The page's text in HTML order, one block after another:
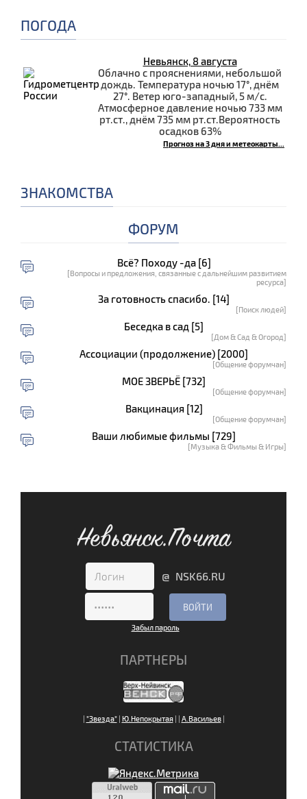
ПОГОДА
Невьянск, 8 августа
Облачно с прояснениями, небольшой
дождь. Температура ночью 17°, днём
27°. Ветер юго-западный, 5 м/с.
Атмосферное давление ночью 733 мм
рт.ст., днём 735 мм рт.ст.Вероятность
осадков 63%
Прогноз на 3 дня и метеокарты...
ЗНАКОМСТВА
ФОРУМ
Всё? Походу -да [6]
[Вопросы и предложения, связанные с дальнейшим развитием
ресурса]
За готовность спасибо. [14]
[Поиск людей]
Беседка в сад [5]
[Дом & Сад & Огород]
Ассоциации (продолжение) [2000]
[Общение форумчан]
МОЕ ЗВЕРЬЁ [732]
[Общение форумчан]
Вакцинация [12]
[Общение форумчан]
Ваши любимые фильмы [729]
[Музыка & Фильмы & Игры]
Невьянск.Почта
@ NSK66.RU
Забыл пароль
ПАРТНЕРЫ
| "Звезда"| Ю.Непокрытая| | А.Васильев|
СТАТИСТИКА